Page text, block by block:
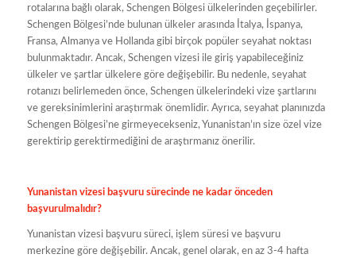
rotalarına bağlı olarak, Schengen Bölgesi ülkelerinden geçebilirler.
Schengen Bölgesi’nde bulunan ülkeler arasında İtalya, İspanya,
Fransa, Almanya ve Hollanda gibi birçok popüler seyahat noktası
bulunmaktadır. Ancak, Schengen vizesi ile giriş yapabileceğiniz
ülkeler ve şartlar ülkelere göre değişebilir. Bu nedenle, seyahat
rotanızı belirlemeden önce, Schengen ülkelerindeki vize şartlarını
ve gereksinimlerini araştırmak önemlidir. Ayrıca, seyahat planınızda
Schengen Bölgesi’ne girmeyecekseniz, Yunanistan’ın size özel vize
gerektirip gerektirmediğini de araştırmanız önerilir.
Yunanistan vizesi başvuru sürecinde ne kadar önceden
başvurulmalıdır?
Yunanistan vizesi başvuru süreci, işlem süresi ve başvuru
merkezine göre değişebilir. Ancak, genel olarak, en az 3-4 hafta